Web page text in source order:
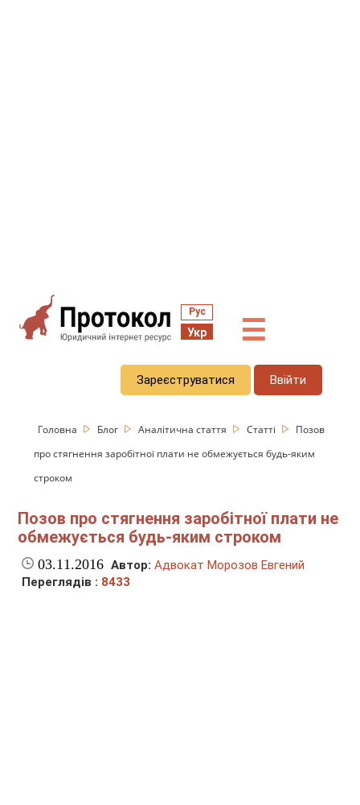
Рус
Укр ☰
Зареєструватися Ввійти
Головна Блог Аналітична стаття Статті
Позов
про стягнення заробітної плати не обмежується будь-яким
строком
Позов про стягнення заробітної плати не
обмежується будь-яким строком
03.11.2016 Автор: Адвокат Морозов Евгений
Переглядів : 8433